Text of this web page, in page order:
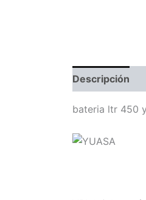
Descripción
bateria ltr 450